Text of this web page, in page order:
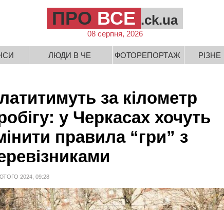
ПРО ВСЕ .ck.ua
08 серпня, 2026
ЛЮДИ В ЧЕ ФОТОРЕПОРТАЖ РІЗНЕ
за кілометр
у Черкасах хочуть
правила “гри” з
2024, 09:28